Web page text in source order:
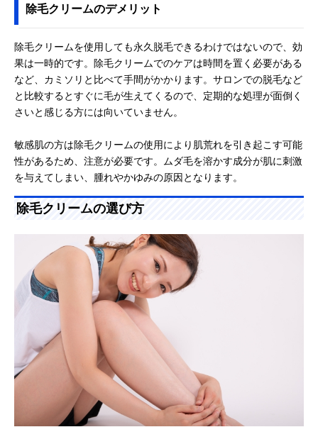
除毛クリームのデメリット
除毛クリームを使用しても永久脱毛できるわけではないので、効
果は一時的です。除毛クリームでのケアは時間を置く必要がある
など、カミソリと比べて手間がかかります。サロンでの脱毛など
と比較するとすぐに毛が生えてくるので、定期的な処理が面倒く
さいと感じる方には向いていません。
敏感肌の方は除毛クリームの使用により肌荒れを引き起こす可能
性があるため、注意が必要です。ムダ毛を溶かす成分が肌に刺激
を与えてしまい、腫れやかゆみの原因となります。
除毛クリームの選び方